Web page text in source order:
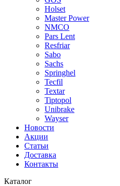
Holset
Master Power
NMCO
Pars Lent
Resfriar
Sabo
Sachs
Springhel
Tecfil
Textar
Tiptopol
Unibrake
Wayser
Новости
Акции
Статьи
Доставка
Контакты
Каталог